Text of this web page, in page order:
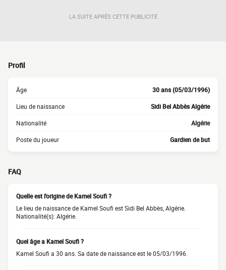
LA SUITE APRÈS CETTE PUBLICITÉ
Profil
Âge 30 ans (05/03/1996)
Lieu de naissance Sidi Bel Abbès Algérie
Nationalité Algérie
Poste du joueur Gardien de but
FAQ
Quelle est l'origine de Kamel Soufi ?
Le lieu de naissance de Kamel Soufi est Sidi Bel Abbès, Algérie.
Nationalité(s): Algérie.
Quel âge a Kamel Soufi ?
Kamel Soufi a 30 ans. Sa date de naissance est le 05/03/1996.